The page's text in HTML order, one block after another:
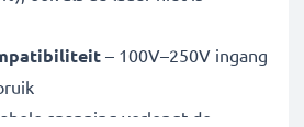
– 100V–250V ingang
spanning verlengt de